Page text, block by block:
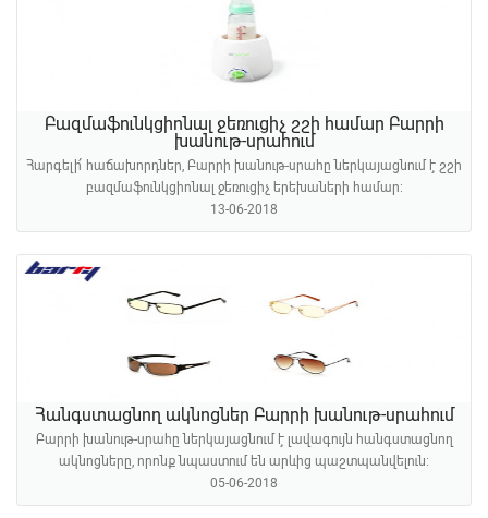
Բազմաֆունկցիոնալ ջեռուցիչ շշի համար Բարրի
խանութ-սրահում
Հարգելի՛ հաճախորդներ, Բարրի խանութ-սրահը ներկայացնում է շշի
բազմաֆունկցիոնալ ջեռուցիչ երեխաների համար։
13-06-2018
Հանգստացնող ակնոցներ Բարրի խանութ-սրահում
Բարրի խանութ-սրահը ներկայացնում է լավագույն հանգստացնող
ակնոցները, որոնք նպաստում են արևից պաշտպանվելուն։
05-06-2018